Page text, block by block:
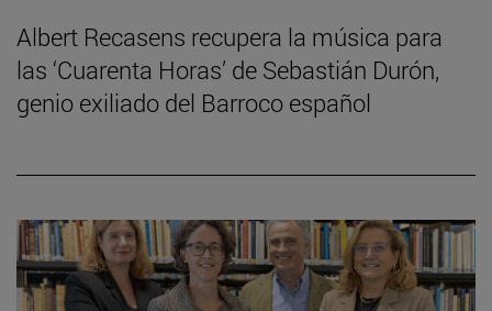
Albert Recasens recupera la música para
las ‘Cuarenta Horas’ de Sebastián Durón,
genio exiliado del Barroco español